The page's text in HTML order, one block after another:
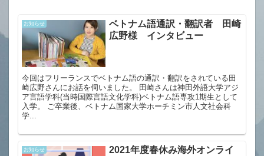
お知らせ
ベトナム語通訳・翻訳者 田崎
広野様 インタビュー
今回はフリーランスでベトナム語の通訳・翻訳をされている田
崎広野さんにお話を伺いました。 田崎さんは神田外語大学アジ
ア言語学科(当時国際言語文化学科)ベトナム語専攻1期生として
入学。 ご卒業後、ベトナム国家大学ホーチミン市人文社会科
学...
お知らせ
2021年度春休み海外オンライ